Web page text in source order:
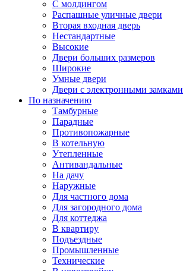
С молдингом
Распашные уличные двери
Вторая входная дверь
Нестандартные
Высокие
Двери больших размеров
Широкие
Умные двери
Двери с электронными замками
По назначению
Тамбурные
Парадные
Противопожарные
В котельную
Утепленные
Антивандальные
На дачу
Наружные
Для частного дома
Для загородного дома
Для коттеджа
В квартиру
Подъездные
Промышленные
Технические